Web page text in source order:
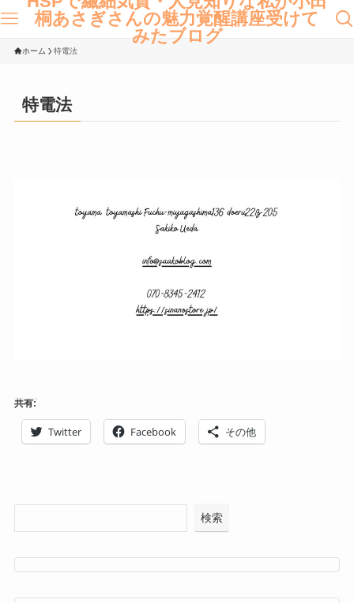
桐あさぎさんの魅力覚醒講座受けて
みたブログ
ホーム 特電法
特電法
共有:
Twitter Facebook その他
検索